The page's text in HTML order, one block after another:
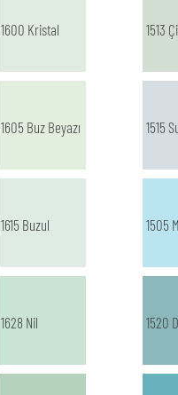
1600 Kristal 1513
1605 Buz Beyazı 1515
1615 Buzul 1505
1628 Nil 1520